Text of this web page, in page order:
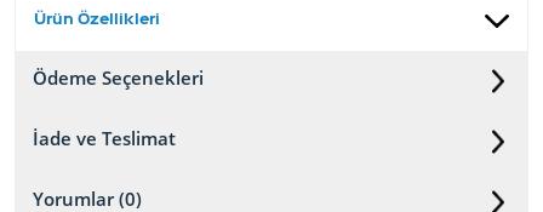
Ürün Özellikleri
Ödeme Seçenekleri
İade ve Teslimat
Yorumlar (0)